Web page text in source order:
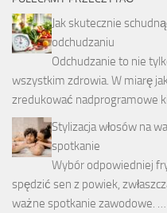
Jak skutecznie
odchudzaniu
Odchudzanie to nie
wszystkim zdrowia. W miarę
zredukować nadprogramowe
Stylizacja włosów na
spotkanie
Wybór odpowiedniej
spędzić sen z powiek,
ważne spotkanie zawodowe. …